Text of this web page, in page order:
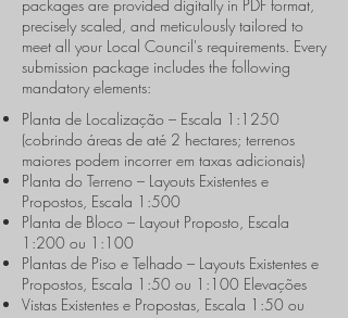
packages are provided digitally in PDF format,
precisely scaled, and meticulously tailored to
meet all your Local Council's requirements. Every
submission package includes the following
mandatory elements:
Planta de Localização – Escala 1:1250
(cobrindo áreas de até 2 hectares; terrenos
maiores podem incorrer em taxas adicionais)
Planta do Terreno – Layouts Existentes e
Propostos, Escala 1:500
Planta de Bloco – Layout Proposto, Escala
1:200 ou 1:100
Plantas de Piso e Telhado – Layouts Existentes e
Propostos, Escala 1:50 ou 1:100 Elevações
Vistas Existentes e Propostas, Escala 1:50 ou